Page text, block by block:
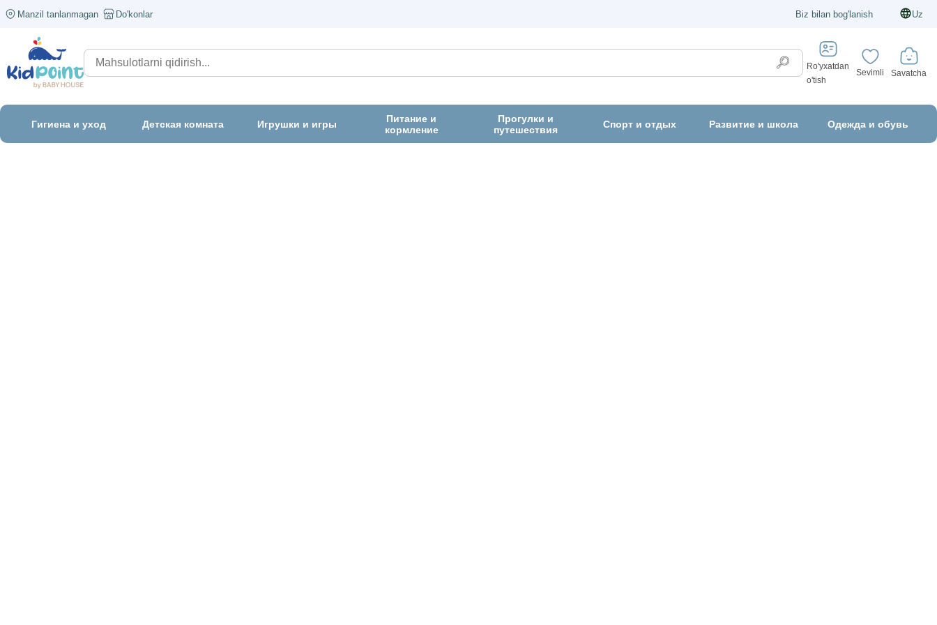
Manzil tanlanmagan Do'konlar Biz bilan bog'lanish Uz
Ro'yxatdan
o'tish
Sevimli Savatcha
Гигиена и уход Детская комната Игрушки и игры
Питание и
кормление
Прогулки и
путешествия
Спорт и отдых Развитие и школа Одежда и обувь